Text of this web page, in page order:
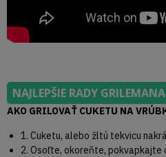
NAJLEPŠIE RADY GRILEMANA
AKO GRILOVAŤ CUKETU NA
1. Cuketu, alebo žltú tekvicu
2. Osoľte, okoreňte, pokvapkajte